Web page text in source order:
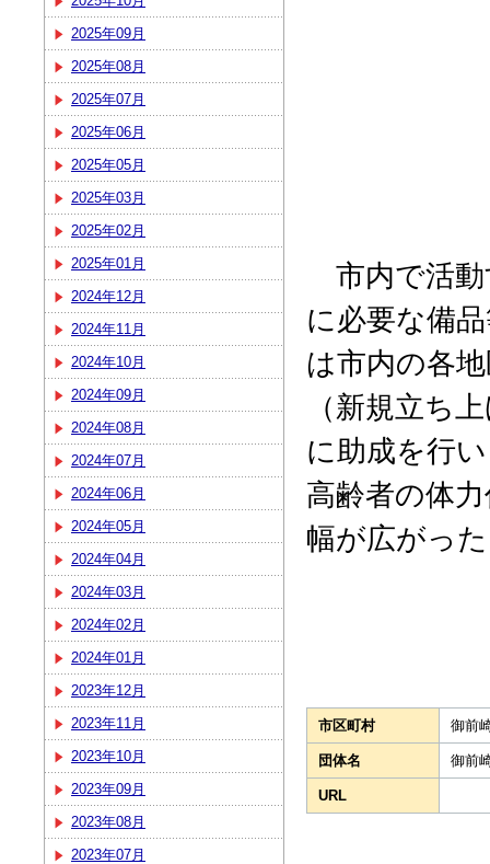
2025年09月
2025年08月
2025年07月
2025年06月
2025年05月
2025年03月
2025年02月
2025年01月
2024年12月
2024年11月
2024年10月
2024年09月
2024年08月
2024年07月
2024年06月
2024年05月
2024年04月
2024年03月
2024年02月
2024年01月
2023年12月
2023年11月
2023年10月
2023年09月
2023年08月
2023年07月
市内で活動
に必要な備
は市内の各
（新規立ち
に助成を行
高齢者の体
幅が広がっ
市区町村 御前
団体名 御前
URL